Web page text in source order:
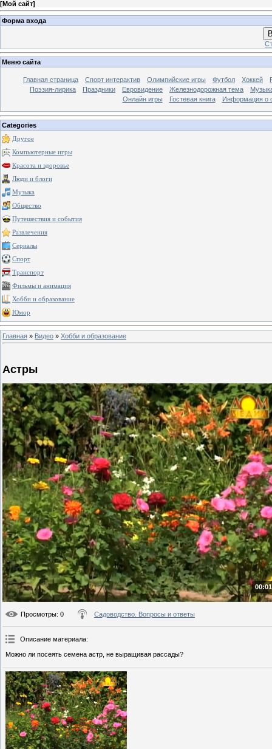
[Мой сайт]
Форма входа
Меню сайта
Главная страница Спорт интерактив Олимпийские игры Футбол Хоккей
Поэзия-лирика
Праздники Евровидение Железнодорожная тема
Онлайн игры
Гостевая книга Информация о
Categories
Другое
Компьютерные игры
Красота и здоровье
Люди и блоги
Музыка
Общество
Путешествия и события
Развлечения
Сериалы
Спорт
Транспорт
Фильмы и анимация
Хобби и образование
Юмор
Главная » Видео » Хобби и образование
Астры
Просмотры: 0 Садоводство. Вопросы и ответы
Описание материала:
Можно ли посеять семена астр, не выращивая рассады?